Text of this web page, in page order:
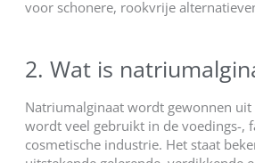
voor schonere, rookvrije
2. Wat is
Natriumalginaat wordt gewonnen uit
wordt veel gebruikt in de voedings-,
cosmetische industrie. Het staat